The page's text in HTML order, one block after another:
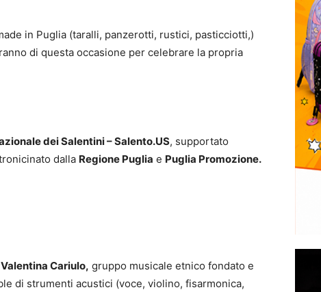
in Puglia (taralli, panzerotti, rustici, pasticciotti,)
di questa occasione per celebrare la propria
dei Salentini – Salento.US, supportato
dalla Regione Puglia e Puglia Promozione.
Cariulo, gruppo musicale etnico fondato e
di strumenti acustici (voce, violino, fisarmonica,